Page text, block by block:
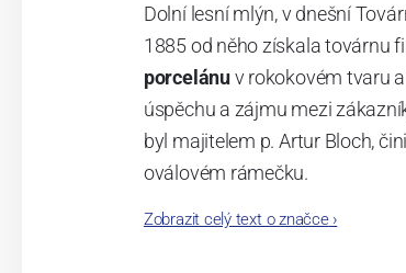
Dolní lesní mlýn, v dnešní
1885 od něho získala továrnu
porcelánuv rokokovém tvaru
úspěchu a zájmu mezi
byl majitelem p. Artur Bloch,
oválovém rámečku.
Dnes, kdy čtete tento úvod,
Zobrazit celý text o značce›